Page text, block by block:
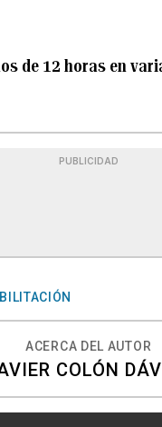
de 12 horas en
PUBLICIDAD
ACERCA DEL AUTOR
COLÓN